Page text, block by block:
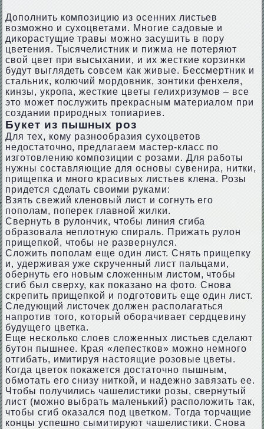
Дополнить композицию из осенних листьев
возможно и сухоцветами. Многие садовые и
дикорастущие травы можно засушить в пору
цветения. Тысячелистник и пижма не потеряют
свой цвет при высыхании, и их жесткие корзинки
будут выглядеть совсем как живые. Бессмертник и
стальник, колючий мордовник, зонтики фенхеля,
кинзы, укропа, жесткие цветы гелихризумов – все
это может послужить прекрасным материалом при
создании природных топиариев.
Букет из пышных роз
Для тех, кому разнообразия сухоцветов
недостаточно, предлагаем мастер-класс по
изготовлению композиции с розами. Для работы
нужны составляющие для основы сувенира, нитки,
прищепка и много красивых листьев клена. Розы
придется сделать своими руками:
Взять свежий кленовый лист и согнуть его
пополам, поперек главной жилки.
Свернуть в рулончик, чтобы линия сгиба
образовала неплотную спираль. Прижать рулон
прищепкой, чтобы не развернулся.
Сложить пополам еще один лист. Снять прищепку
и, удерживая уже скрученный лист пальцами,
обернуть его новым сложенным листом, чтобы
сгиб был сверху, как показано на фото. Снова
скрепить прищепкой и подготовить еще один лист.
Следующий листочек должен располагаться
напротив того, который оборачивает сердцевину
будущего цветка.
Еще несколько слоев сложенных листьев сделают
бутон пышнее. Края «лепестков» можно немного
отгибать, имитируя настоящие розовые цветы.
Когда цветок покажется достаточно пышным,
обмотать его снизу ниткой, и надежно завязать ее.
Чтобы получились чашелистики розы, свернутый
лист (можно выбрать маленький) расположить так,
чтобы сгиб оказался под цветком. Тогда торчащие
концы успешно сымитируют чашелистики. Снова